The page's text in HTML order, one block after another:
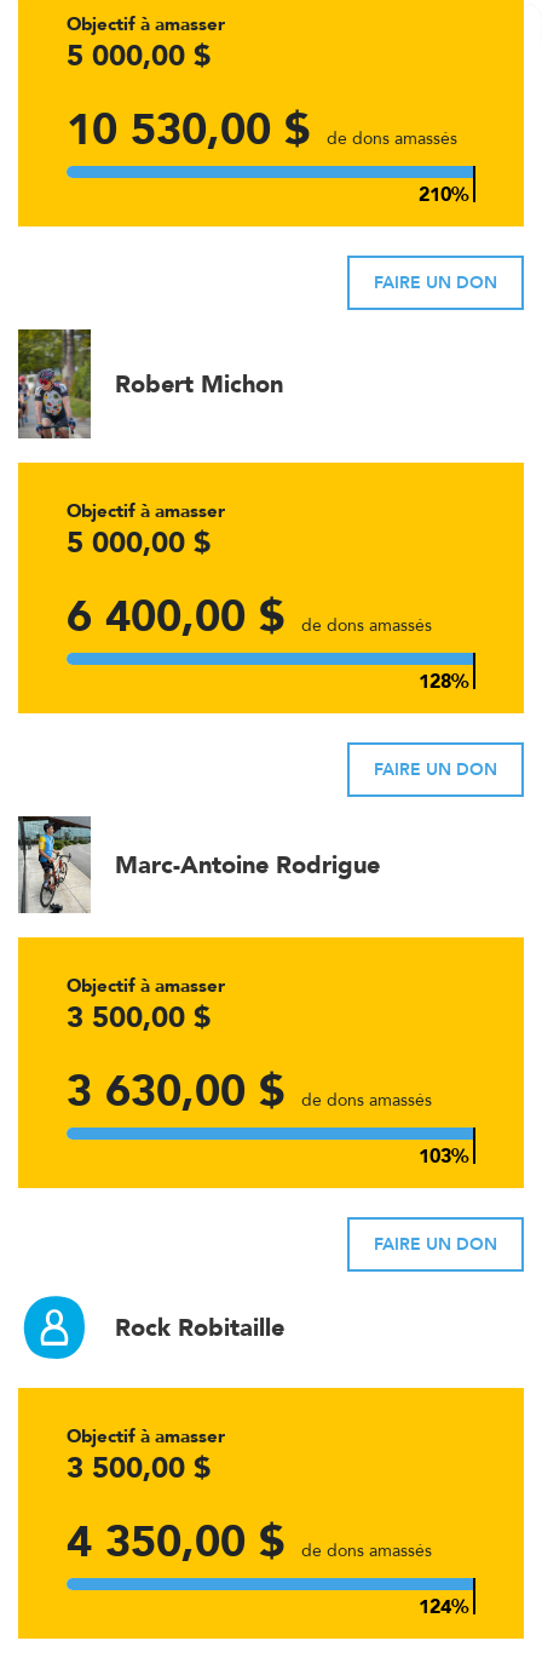
Objectif à amasser
5 000,00 $
10 530,00 $ de dons amassés
FAIRE UN DON
Robert Michon
Objectif à amasser
5 000,00 $
6 400,00 $ de dons amassés
FAIRE UN DON
Marc-Antoine Rodrigue
Objectif à amasser
3 500,00 $
3 630,00 $ de dons amassés
FAIRE UN DON
Rock Robitaille
Objectif à amasser
3 500,00 $
4 350,00 $ de dons amassés